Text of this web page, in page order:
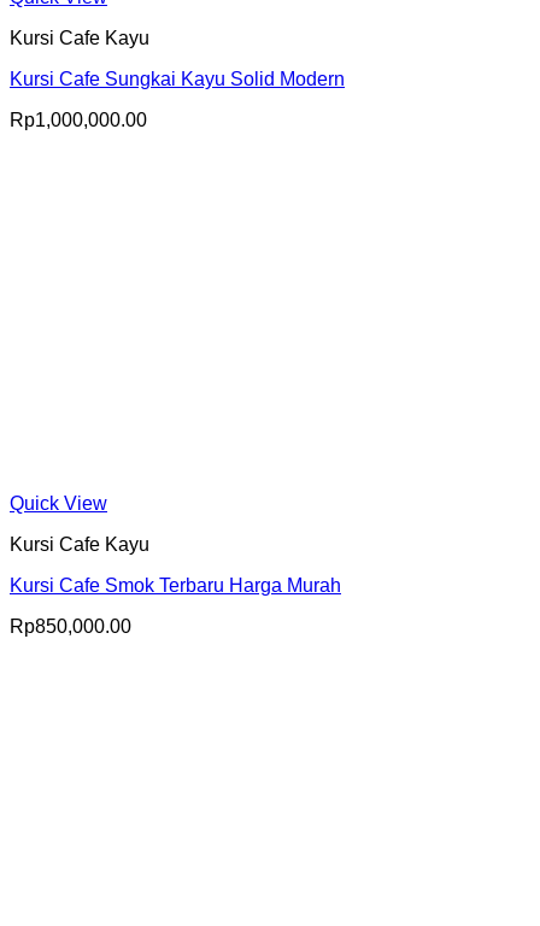
Kursi Cafe Kayu
Kursi Cafe Sungkai Kayu Solid Modern
Rp1,000,000.00
Quick View
Kursi Cafe Kayu
Kursi Cafe Smok Terbaru Harga Murah
Rp850,000.00